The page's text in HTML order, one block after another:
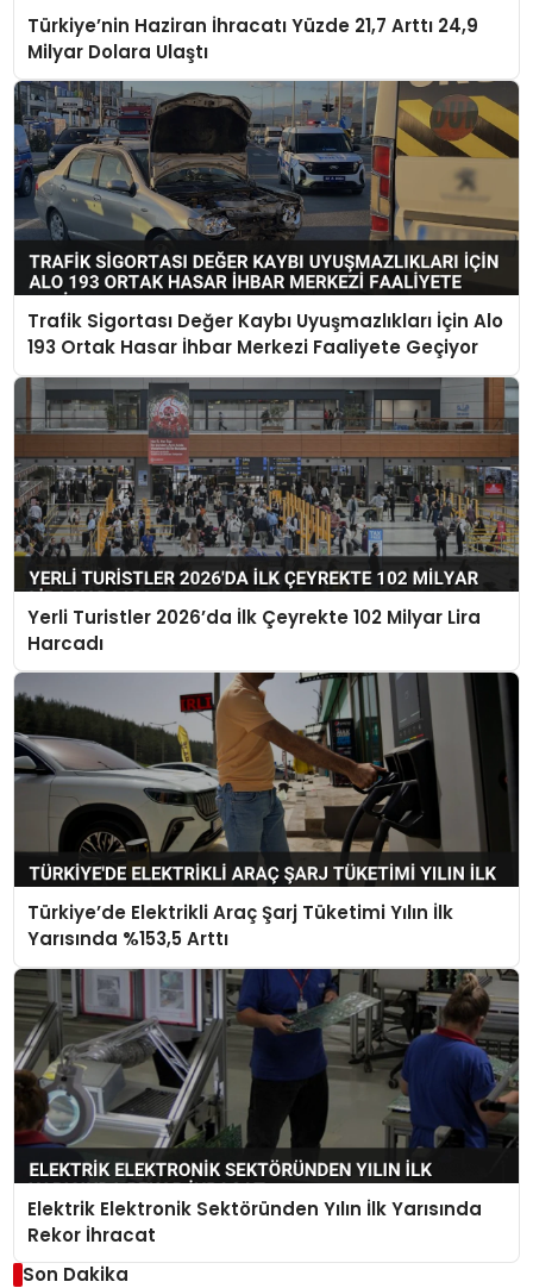
Türkiye’nin Haziran İhracatı Yüzde 21,7 Arttı 24,9
Milyar Dolara Ulaştı
Trafik Sigortası Değer Kaybı Uyuşmazlıkları İçin Alo
193 Ortak Hasar İhbar Merkezi Faaliyete Geçiyor
Yerli Turistler 2026’da İlk Çeyrekte 102 Milyar Lira
Harcadı
Türkiye’de Elektrikli Araç Şarj Tüketimi Yılın İlk
Yarısında %153,5 Arttı
Elektrik Elektronik Sektöründen Yılın İlk Yarısında
Rekor İhracat
Son Dakika